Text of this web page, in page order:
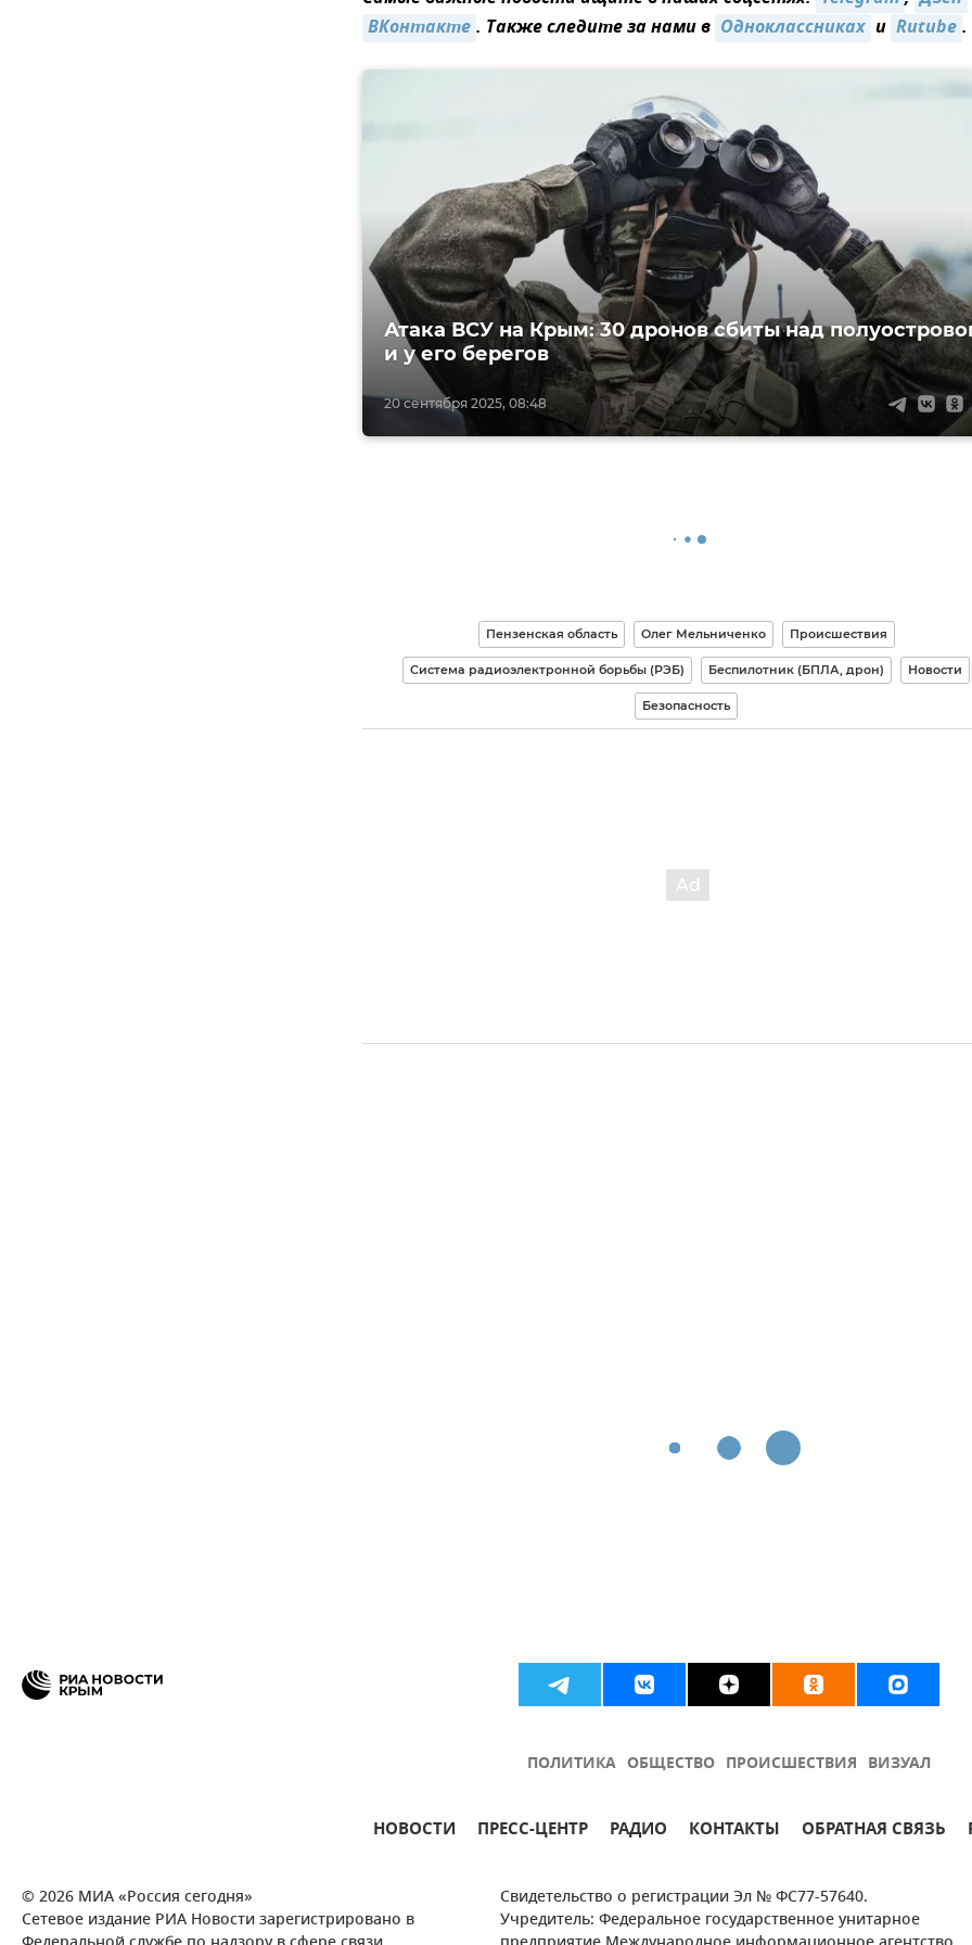
ВКонтакте. Также следите за нами в Одноклассниках и Rutube.
20 сентября 2025, 08:48
Атака ВСУ на Крым: 30 дронов сбиты над
и у его берегов
Пензенская область Олег Мельниченко Происшествия
Система радиоэлектронной борьбы (РЭБ) Беспилотник (БПЛА, дрон) Новости
Безопасность
ПОЛИТИКА ОБЩЕСТВО ПРОИСШЕСТВИЯ ВИЗУАЛ
НОВОСТИ ПРЕСС-ЦЕНТР РАДИО КОНТАКТЫ ОБРАТНАЯ СВЯЗЬ
© 2026 МИА «Россия сегодня»
Сетевое издание РИА Новости зарегистрировано в
Свидетельство о регистрации Эл № ФС77-57640.
Учредитель: Федеральное государственное унитарное